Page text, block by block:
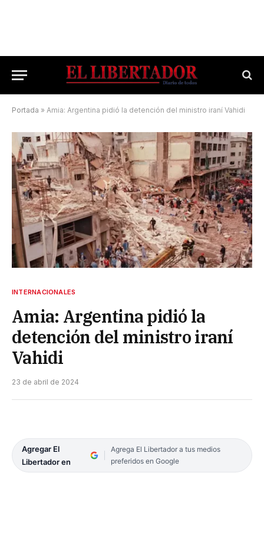
Portada » Amia: Argentina pidió la detención del ministro iraní Vahidi
INTERNACIONALES
Amia: Argentina pidió la
detención del ministro iraní
Vahidi
23 de abril de 2024
Agregar El
Libertador en
Agrega El Libertador a tus medios
preferidos en Google